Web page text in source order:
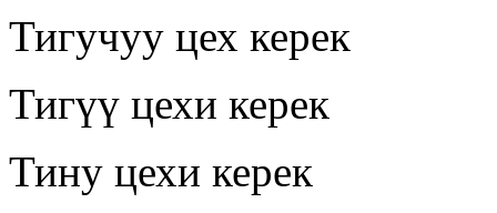
Тигучуу цех керек
Тигүү цехи керек
Тину цехи керек